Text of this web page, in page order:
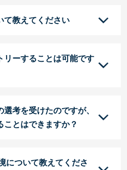
て教えてください
リーすることは可能です
考を受けたのですが、
とはできますか？
について教えてくださ